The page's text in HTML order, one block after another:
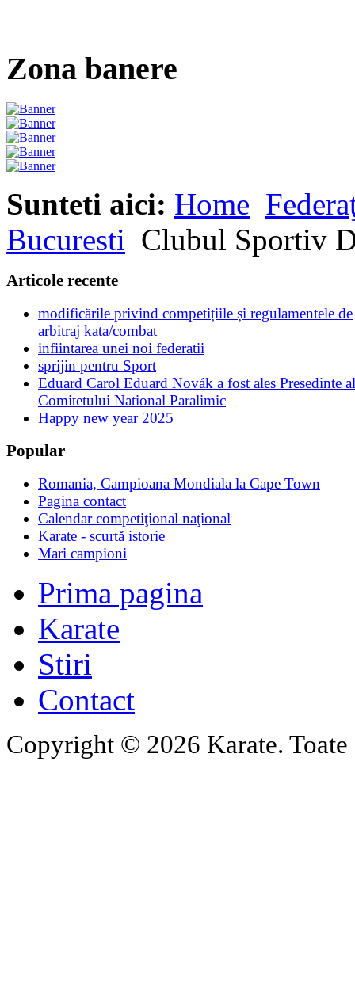
Zona banere
Sunteti aici: Home
Bucuresti Clubul Sportiv
Articole recente
modificările privind competițiile și regulamentele de
arbitraj kata/combat
infiintarea unei noi federatii
sprijin pentru Sport
Eduard Carol Eduard Novák a fost ales Presedinte al
Comitetului National Paralimic
Happy new year 2025
Popular
Romania, Campioana Mondiala la Cape Town
Pagina contact
Calendar competiţional naţional
Karate - scurtă istorie
Mari campioni
Prima pagina
Karate
Stiri
Contact
Copyright © 2026 Karate.